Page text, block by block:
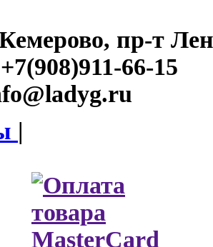
пр-т
+7(908)911-66-15
|